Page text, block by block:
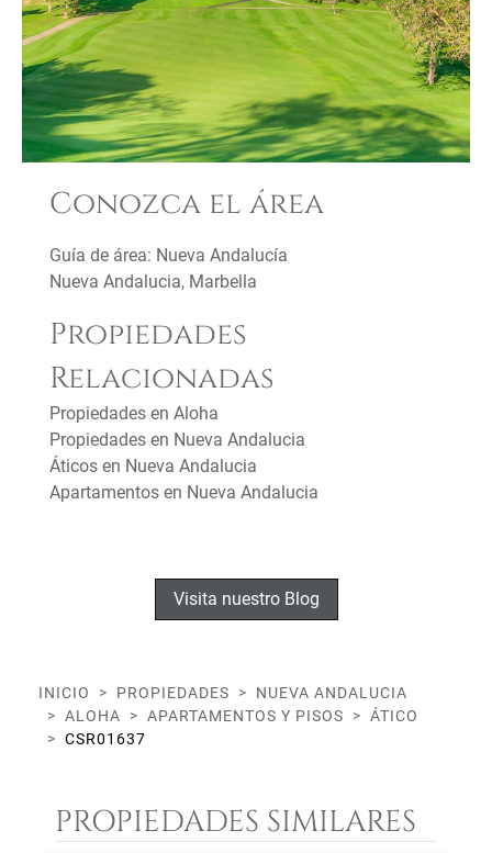
Conozca el área
Guía de área: Nueva Andalucía
Nueva Andalucia, Marbella
Propiedades
Relacionadas
Propiedades en Aloha
Propiedades en Nueva Andalucia
Áticos en Nueva Andalucia
Apartamentos en Nueva Andalucia
Visita nuestro Blog
INICIO PROPIEDADES
NUEVA ANDALUCIA
ALOHA
APARTAMENTOS Y PISOS
ÁTICO
CSR01637
PROPIEDADES SIMILARES